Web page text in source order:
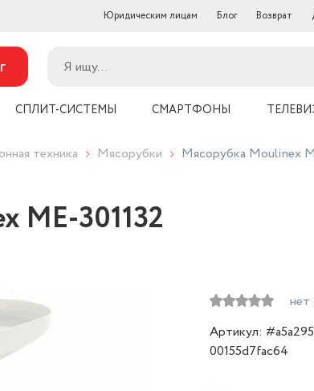
Юридическим лицам Блог Возврат
СПЛИТ-СИСТЕМЫ СМАРТФОНЫ
техника Мясорубки Мясорубка Moulinex
ME-301132
нет
Артикул:
00155d7fac64